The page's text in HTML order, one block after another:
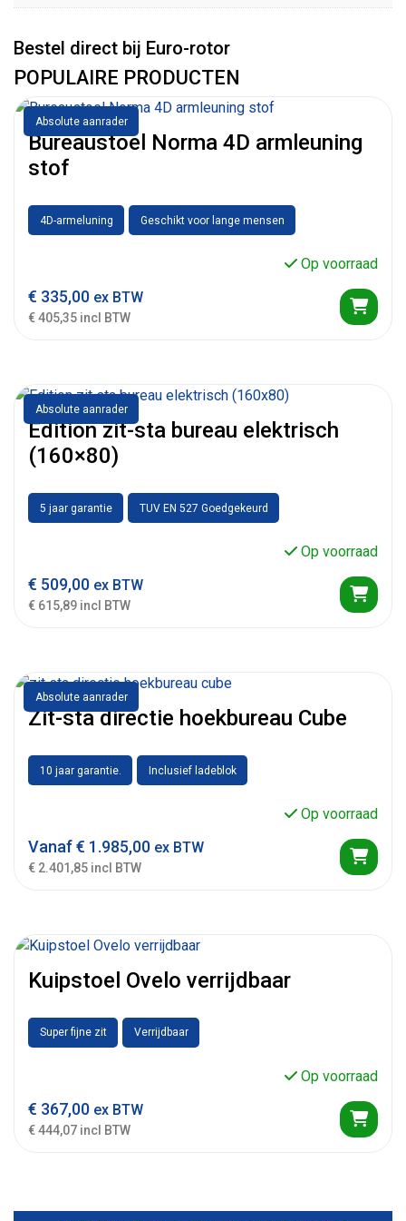
Bestel direct bij Euro-rotor
POPULAIRE PRODUCTEN
Absolute aanrader
Bureaustoel Norma 4D armleuning
stof
4D-armeluning Geschikt voor lange mensen
Op voorraad
€ 335,00 ex BTW
€ 405,35 incl BTW
Absolute aanrader
Edition zit-sta bureau elektrisch
(160×80)
5 jaar garantie TUV EN 527 Goedgekeurd
Op voorraad
€ 509,00 ex BTW
€ 615,89 incl BTW
Absolute aanrader
Zit-sta directie hoekbureau Cube
10 jaar garantie. Inclusief ladeblok
Op voorraad
Vanaf€ 1.985,00 ex BTW
€ 2.401,85 incl BTW
Kuipstoel Ovelo verrijdbaar
Super fijne zit Verrijdbaar
Op voorraad
€ 367,00 ex BTW
€ 444,07 incl BTW